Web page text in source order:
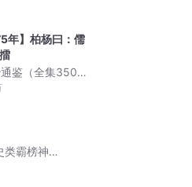
年】柏杨曰：儒
鉴（全集3500
之书
类霸榜神
衔有声剧